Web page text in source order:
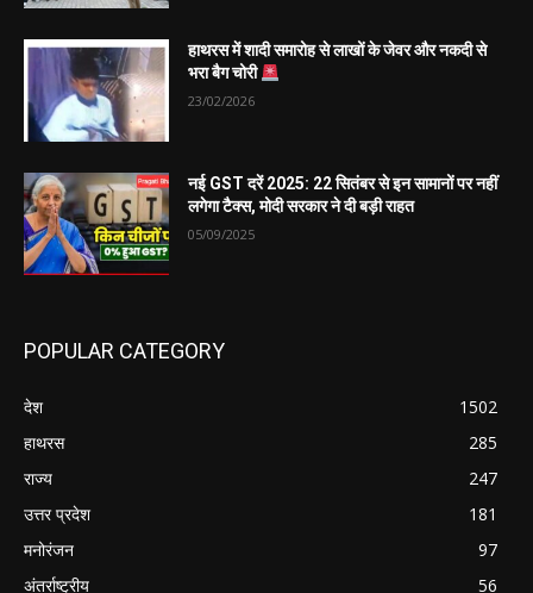
हाथरस में शादी समारोह से लाखों के जेवर और नकदी से
भरा बैग चोरी
23/02/2026
नई GST दरें 2025: 22 सितंबर से इन सामानों पर नहीं
लगेगा टैक्स, मोदी सरकार ने दी बड़ी राहत
05/09/2025
POPULAR CATEGORY
देश
1502
हाथरस
285
राज्य
247
उत्तर प्रदेश
181
मनोरंजन
97
अंतर्राष्ट्रीय
56